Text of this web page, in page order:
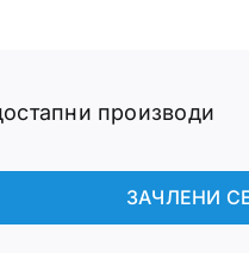
производи
ЗАЧЛЕНИ